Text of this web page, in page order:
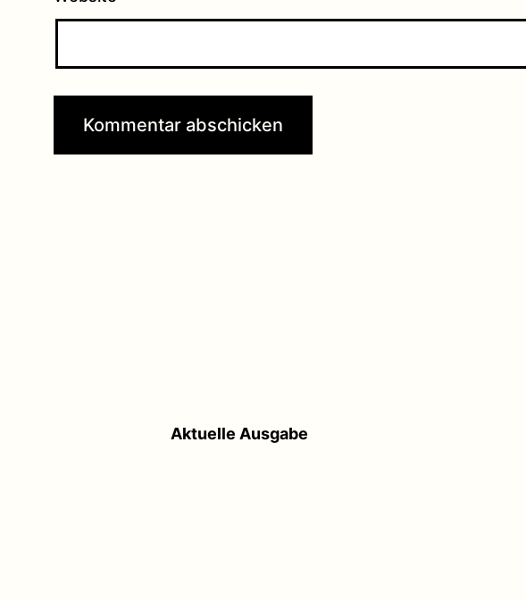
Aktuelle Ausgabe